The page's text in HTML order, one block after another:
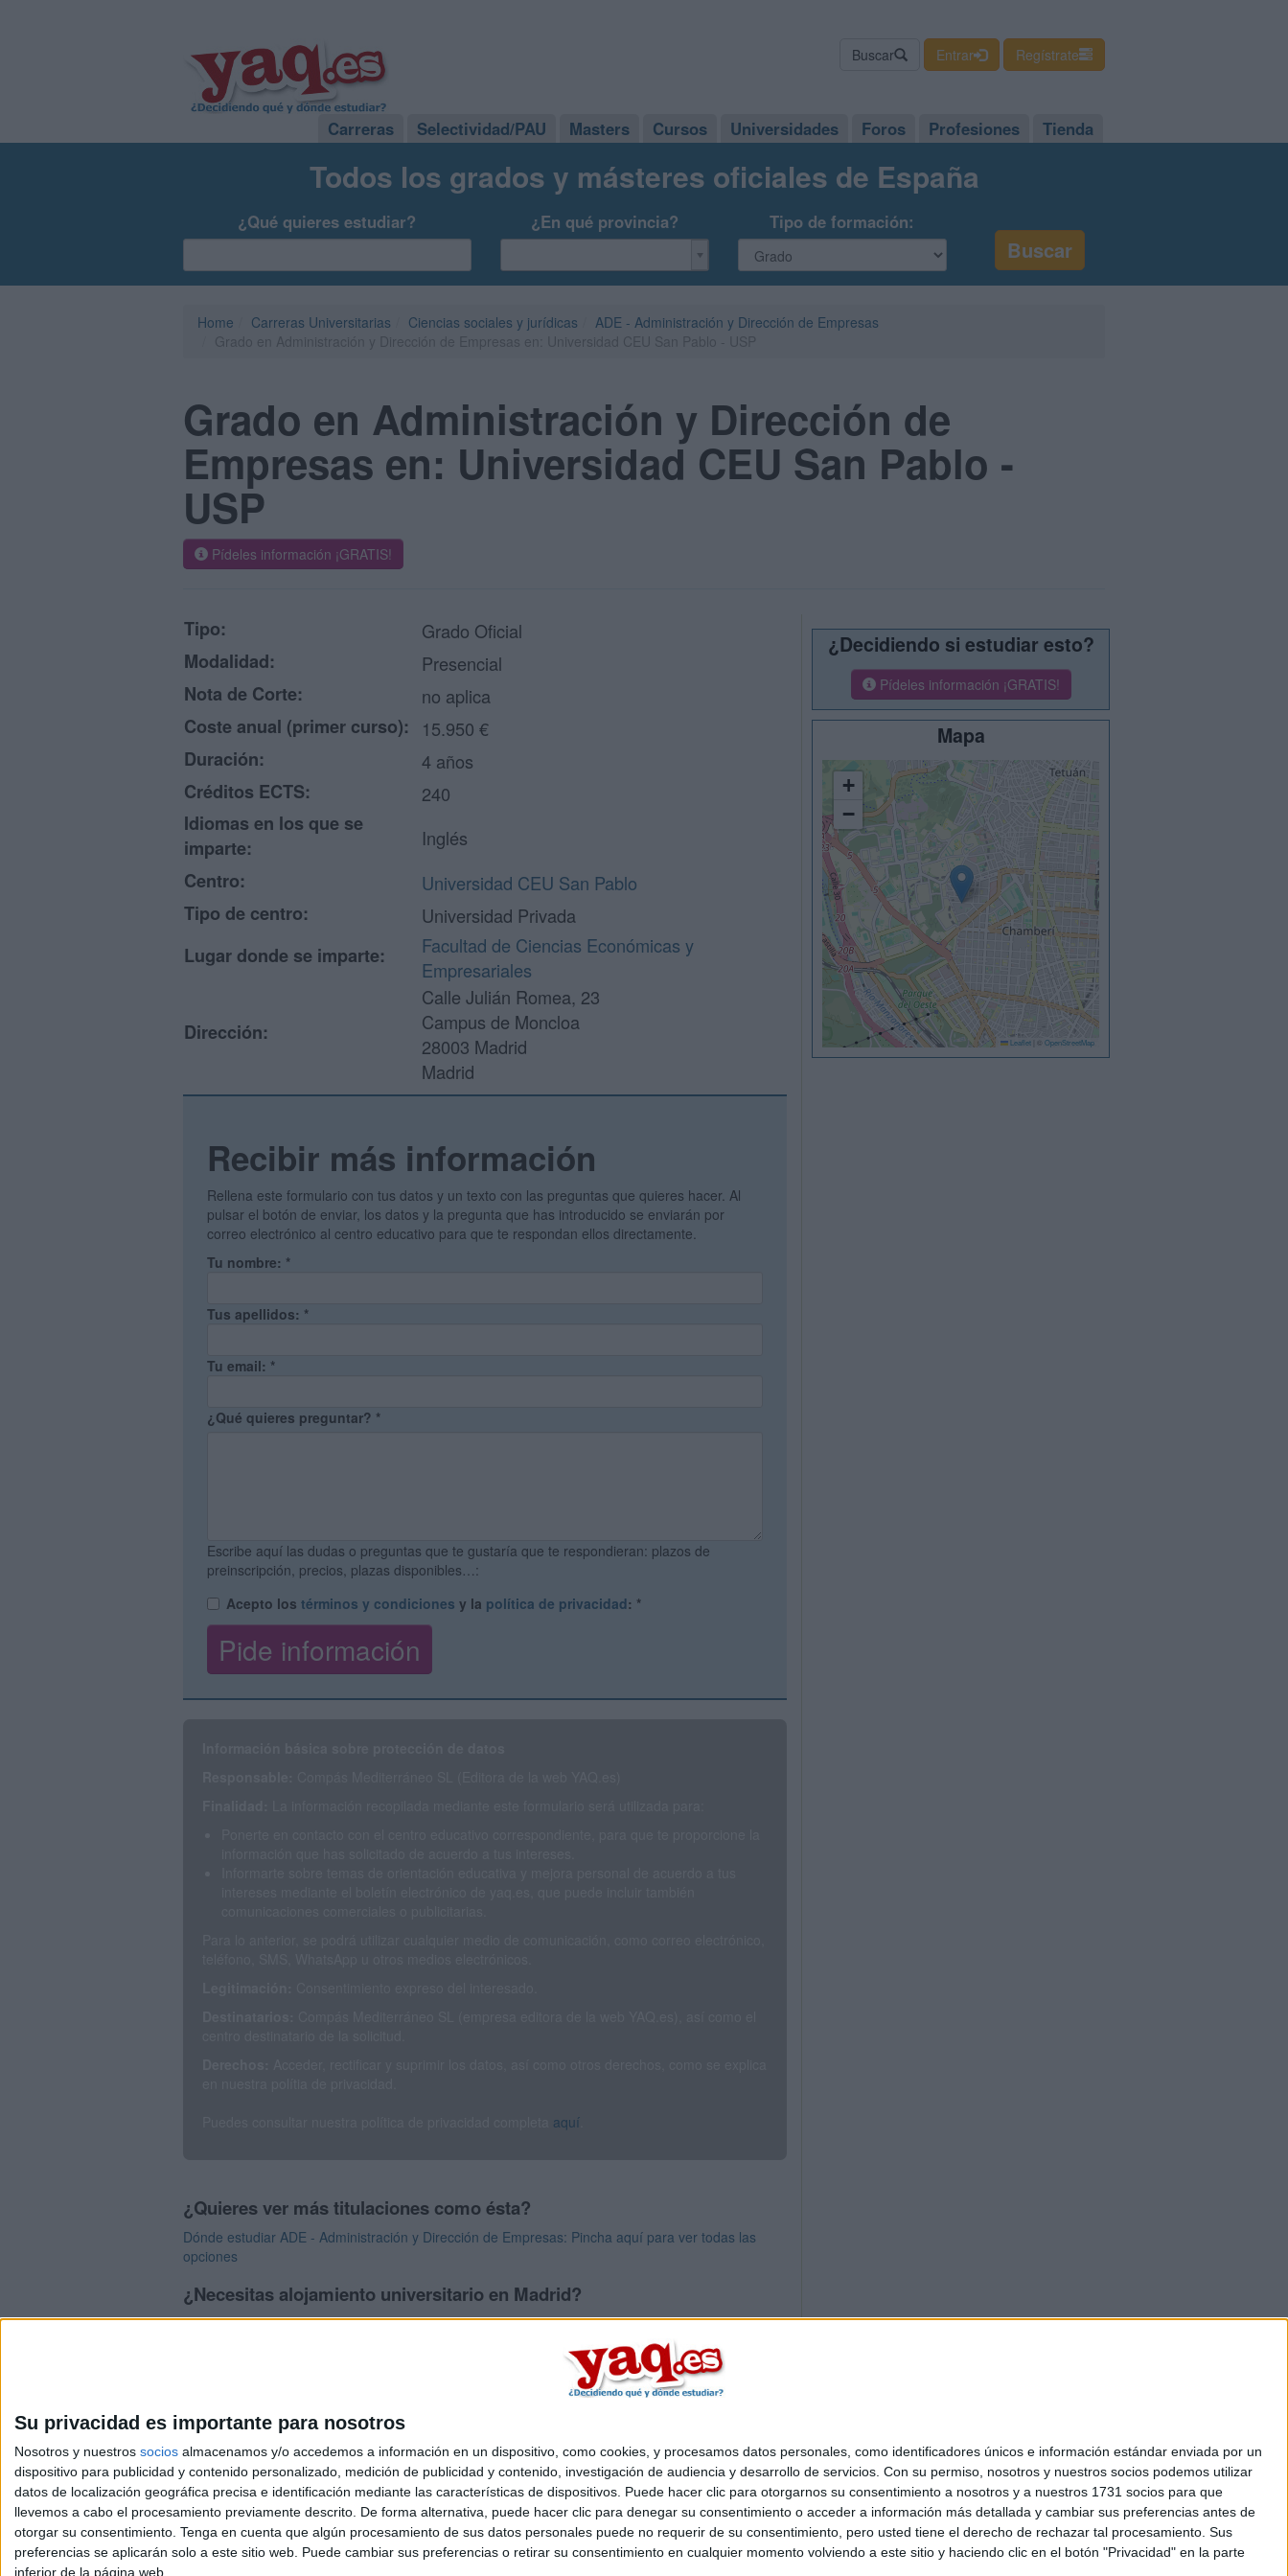
Su privacidad es importante para nosotros
Nosotros y nuestros socios almacenamos y/o accedemos a información en un dispositivo, como cookies, y procesamos datos personales, como identificadores únicos e información estándar enviada por un
dispositivo para publicidad y contenido personalizado, medición de publicidad y contenido, investigación de audiencia y desarrollo de servicios. Con su permiso, nosotros y nuestros socios podemos utilizar
datos de localización geográfica precisa e identificación mediante las características de dispositivos. Puede hacer clic para otorgarnos su consentimiento a nosotros y a nuestros 1731 socios para que
llevemos a cabo el procesamiento previamente descrito. De forma alternativa, puede hacer clic para denegar su consentimiento o acceder a información más detallada y cambiar sus preferencias antes de
otorgar su consentimiento. Tenga en cuenta que algún procesamiento de sus datos personales puede no requerir de su consentimiento, pero usted tiene el derecho de rechazar tal procesamiento. Sus
preferencias se aplicarán solo a este sitio web. Puede cambiar sus preferencias o retirar su consentimiento en cualquier momento volviendo a este sitio y haciendo clic en el botón "Privacidad" en la parte
inferior de la página web.
Buscar Entrar Regístrate
Carreras Selectividad/PAU Masters Cursos Universidades Foros Profesiones Tienda
Todos los grados y másteres oficiales de España
¿Qué quieres estudiar? ¿En qué provincia? Tipo de formación:
Home Carreras Universitarias Ciencias sociales y jurídicas
ADE - Administración y Dirección de Empresas
Grado en Administración y Dirección de
Empresas en: Universidad CEU San Pablo -
USP
Pídeles información ¡GRATIS!
Tipo:
Grado Oficial
Modalidad:
Presencial
Nota de Corte:
no aplica
Coste anual (primer curso):
15.950 €
Duración:
4 años
Créditos ECTS:
240
Idiomas en los que se
imparte:
Inglés
Centro:
Universidad CEU San Pablo
Tipo de centro:
Universidad Privada
Lugar donde se imparte:
Facultad de Ciencias Económicas y
Empresariales
Dirección:
Calle Julián Romea, 23
Campus de Moncloa
28003 Madrid
Madrid
Recibir más información
Rellena este formulario con tus datos y un texto con las preguntas que quieres hacer. Al
pulsar el botón de enviar, los datos y la pregunta que has introducido se enviarán por
correo electrónico al centro educativo para que te respondan ellos directamente.
Tu nombre: *
Tus apellidos: *
Tu email: *
¿Qué quieres preguntar? *
Escribe aquí las dudas o preguntas que te gustaría que te respondieran: plazos de
preinscripción, precios, plazas disponibles…:
Acepto los términos y condiciones y la política de privacidad: *
aquí
¿Quieres ver más titulaciones como ésta?
Dónde estudiar ADE - Administración y Dirección de Empresas: Pincha aquí para ver todas las
opciones
¿Necesitas alojamiento universitario en Madrid?
>> Residencias de estudiantes y colegios mayores en Madrid
¿Decidiendo si estudiar esto?
Pídeles información ¡GRATIS!
Mapa
+
−
Leaflet © OpenStreetMap
Quiénes somos|Contactar|Anúnciate
Aviso legal|Politica de privacidad|Condiciones generales|Política de cookies
© 2003-2026Compás Mediterráneo S.L.- Diego de León 47 - 28006 Madrid [ESPAÑA] - Tel. +34 91 593 2767